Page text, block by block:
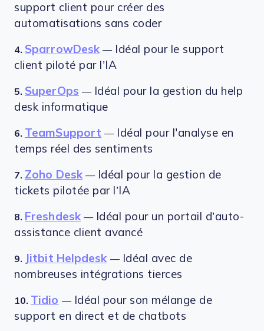
support client pour créer des
automatisations sans coder
4. SparrowDesk —
Idéal pour le support
client piloté par l’IA
5. SuperOps — Idéal pour la gestion du help
desk informatique
6. TeamSupport —
Idéal pour l'analyse en
temps réel des sentiments
7. Zoho Desk — Idéal pour la gestion de
tickets pilotée par l’IA
8. Freshdesk — Idéal pour un portail d’auto-
assistance client avancé
9. Jitbit Helpdesk — Idéal avec de
nombreuses intégrations tierces
10. Tidio — Idéal pour son mélange de
support en direct et de chatbots